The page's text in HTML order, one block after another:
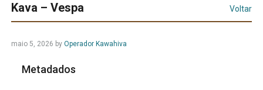
Kava – Vespa Voltar
maio 5, 2026 by Operador Kawahiva
Metadados